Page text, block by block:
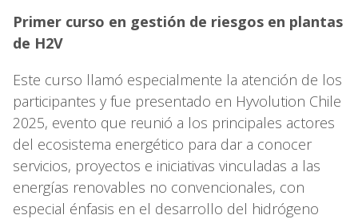
Primer curso en gestión de riesgos en plantas
de H2V
Este curso llamó especialmente la atención de los
participantes y fue presentado en Hyvolution Chile
2025, evento que reunió a los principales actores
del ecosistema energético para dar a conocer
servicios, proyectos e iniciativas vinculadas a las
energías renovables no convencionales, con
especial énfasis en el desarrollo del hidrógeno